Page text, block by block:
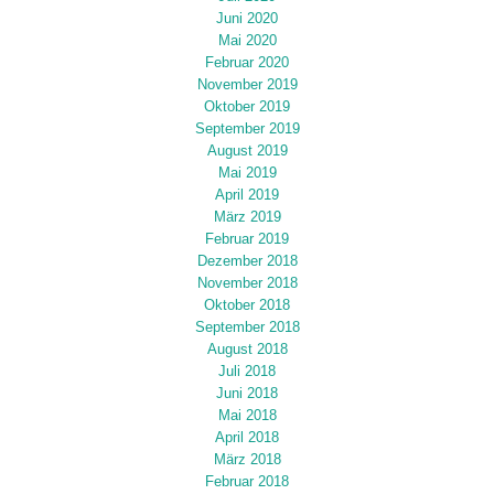
Juni 2020
Mai 2020
Februar 2020
November 2019
Oktober 2019
September 2019
August 2019
Mai 2019
April 2019
März 2019
Februar 2019
Dezember 2018
November 2018
Oktober 2018
September 2018
August 2018
Juli 2018
Juni 2018
Mai 2018
April 2018
März 2018
Februar 2018